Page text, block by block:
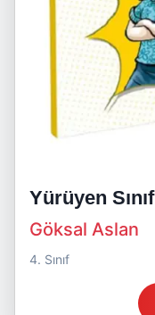
Yürüyen Sınıf
Göksal Aslan
4. Sınıf